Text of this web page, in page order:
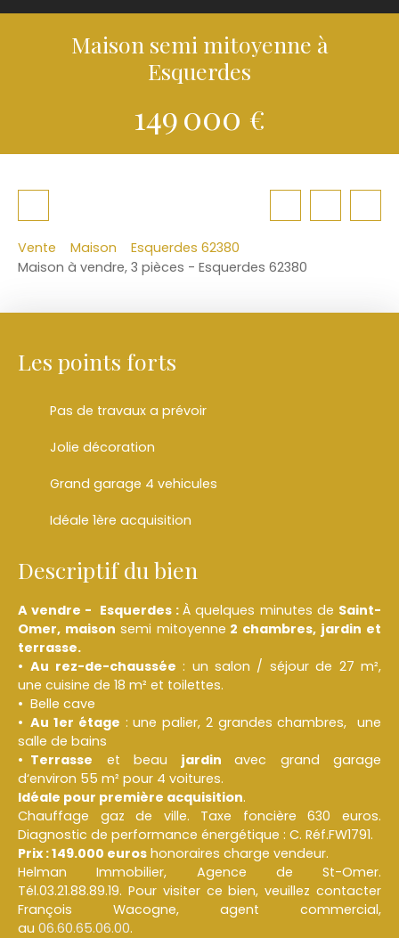
Maison semi mitoyenne à
Esquerdes
149 000 €
Vente Maison
Esquerdes 62380
Maison à vendre, 3 pièces - Esquerdes 62380
Les points forts
Pas de travaux a prévoir
Jolie décoration
Grand garage 4 vehicules
Idéale 1ère acquisition
Descriptif du bien
A vendre - Esquerdes :À quelques minutes de Saint-
Omer, maison semi mitoyenne 2 chambres, jardin et
terrasse.
Au rez-de-chaussée : un salon / séjour de 27 m²,
une cuisine de 18 m² et toilettes.
Belle cave
Au 1er étage : une palier, 2 grandes chambres, une
salle de bains
Terrasse et beau jardinavec grand garage
d‘environ 55 m² pour 4 voitures.
Idéale pour première acquisition.
Chauffage gaz de ville. Taxe foncière 630 euros.
Diagnostic de performance énergétique : C. Réf.FW1791.
Prix : 149.000 euros honoraires charge vendeur.
Helman Immobilier, Agence de St-Omer.
Tél.03.21.88.89.19. Pour visiter ce bien, veuillez contacter
François Wacogne, agent commercial,
au 06.60.65.06.00.